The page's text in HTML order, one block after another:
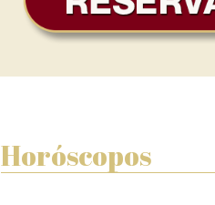
Horóscopos